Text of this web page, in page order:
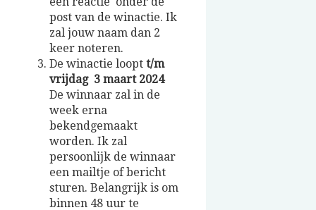
post van de winactie. Ik
zal jouw naam dan 2
keer noteren.
De winactie loopt t/m
vrijdag 3 maart 2024
De winnaar zal in de
week erna
bekendgemaakt
worden. Ik zal
persoonlijk de winnaar
een mailtje of bericht
sturen. Belangrijk is om
binnen 48 uur te